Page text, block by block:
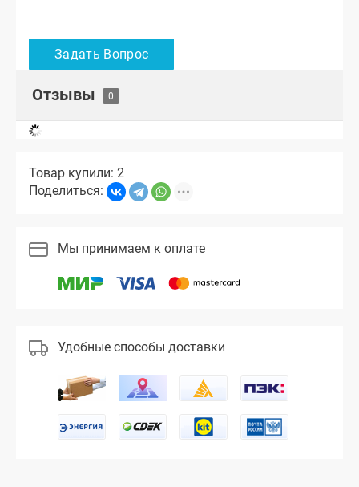
Отзывы
Товар купили: 2
Поделиться:
Мы принимаем к оплате
Удобные способы доставки